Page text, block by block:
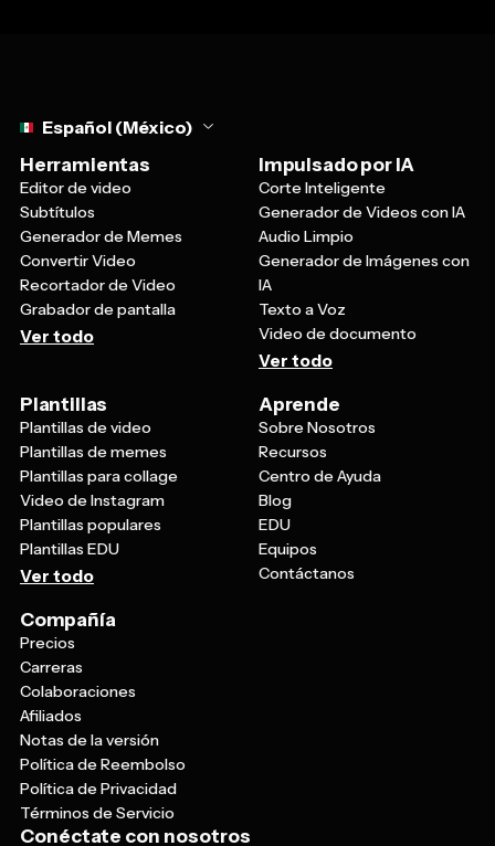
Español (México)
Herramientas
Editor de video
Subtítulos
Generador de Memes
Convertir Video
Recortador de Video
Grabador de pantalla
Ver todo
Impulsado por IA
Corte Inteligente
Generador de Videos con IA
Audio Limpio
Generador de Imágenes con
IA
Texto a Voz
Video de documento
Ver todo
Plantillas
Plantillas de video
Plantillas de memes
Plantillas para collage
Video de Instagram
Plantillas populares
Plantillas EDU
Ver todo
Aprende
Sobre Nosotros
Recursos
Centro de Ayuda
Blog
EDU
Equipos
Contáctanos
Compañía
Precios
Carreras
Colaboraciones
Afiliados
Notas de la versión
Política de Reembolso
Política de Privacidad
Términos de Servicio
Conéctate con nosotros